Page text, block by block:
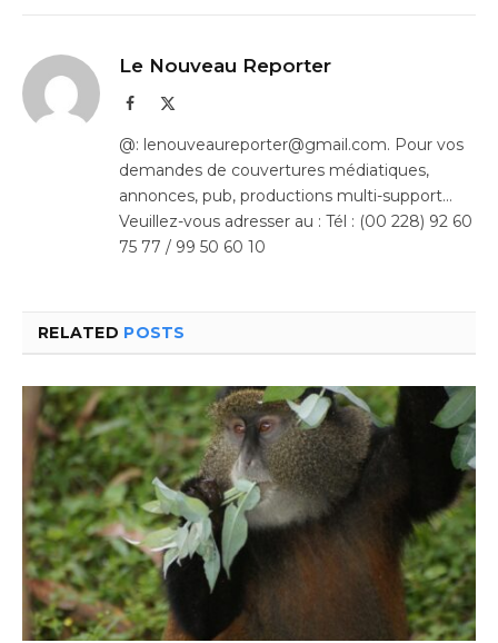
Le Nouveau Reporter
Facebook
@: lenouveaureporter@gmail.com. Pour vos
demandes de couvertures médiatiques,
annonces, pub, productions multi-support…
Veuillez-vous adresser au : Tél : (00 228) 92 60
75 77 / 99 50 60 10
RELATED POSTS